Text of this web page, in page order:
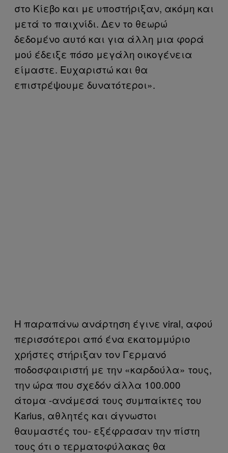
στο Κίεβο και με υποστήριξαν, ακόμη και
μετά το παιχνίδι. Δεν το θεωρώ
δεδομένο αυτό και για άλλη μια φορά
μού έδειξε πόσο μεγάλη οικογένεια
είμαστε. Ευχαριστώ και θα
επιστρέψουμε δυνατότεροι».
H παραπάνω ανάρτηση έγινε viral, αφού
περισσότεροι από ένα εκατομμύριο
χρήστες στήριξαν τον Γερμανό
ποδοσφαιριστή με την «καρδούλα» τους,
την ώρα που σχεδόν άλλα 100.000
άτομα -ανάμεσά τους συμπαίκτες του
Karius, αθλητές και άγνωστοι
θαυμαστές του- εξέφρασαν την πίστη
τους ότι ο τερματοφύλακας θα